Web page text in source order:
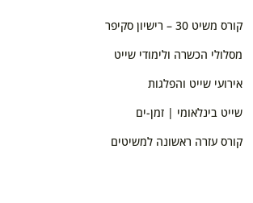
קורס משיט 30 – רישיון סקיפר
מסלולי הכשרה ולימודי שייט
אירועי שייט והפלגות
שייט בינלאומי | זמן-ים
קורס עזרה ראשונה למשיטים